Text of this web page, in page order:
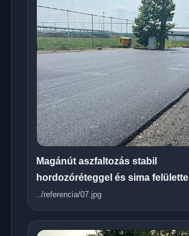
Magánút aszfaltozás stabil
hordozóréteggel és sima felülettel
../referencia/07.jpg